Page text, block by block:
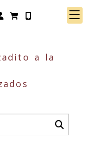
Identifícate
a la